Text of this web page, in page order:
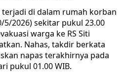
di dalam rumah korban
2026) sekitar pukul 23.00
warga ke RS Siti
Nahas, takdir berkata
napas terakhirnya pada
pukul 01.00 WIB.